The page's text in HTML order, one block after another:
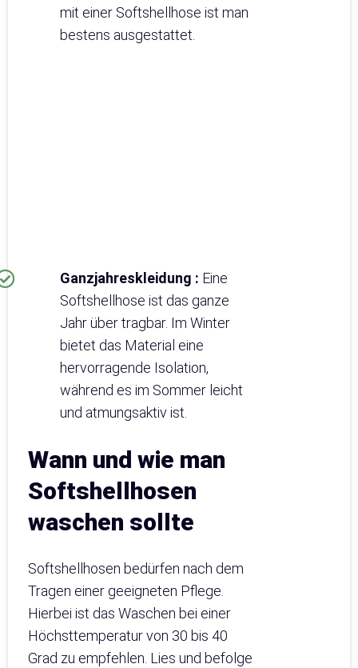
mit einer Softshellhose ist man
bestens ausgestattet.
Ganzjahreskleidung : Eine
Softshellhose ist das ganze
Jahr über tragbar. Im Winter
bietet das Material eine
hervorragende Isolation,
während es im Sommer leicht
und atmungsaktiv ist.
Wann und wie man
Softshellhosen
waschen sollte
Softshellhosen bedürfen nach dem
Tragen einer geeigneten Pflege.
Hierbei ist das Waschen bei einer
Höchsttemperatur von 30 bis 40
Grad zu empfehlen. Lies und befolge